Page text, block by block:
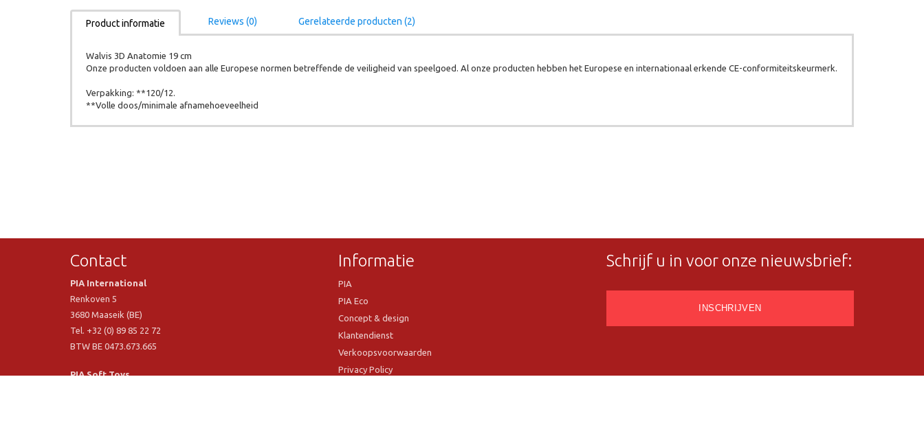
Product informatie Reviews (0) Gerelateerde producten (2)
Walvis 3D Anatomie 19 cm
Onze producten voldoen aan alle Europese normen betreffende de veiligheid van speelgoed. Al onze producten hebben het Europese en internationaal erkende CE-conformiteitskeurmerk.
Verpakking: **120/12.
**Volle doos/minimale afnamehoeveelheid
Contact
PIA International
Renkoven 5
3680 Maaseik (BE)
Tel. +32 (0) 89 85 22 72
BTW BE 0473.673.665
PIA Soft Toys
Informatie
PIA
PIA Eco
Concept & design
Klantendienst
Verkoopsvoorwaarden
Privacy Policy
Schrijf u in voor onze nieuwsbrief: